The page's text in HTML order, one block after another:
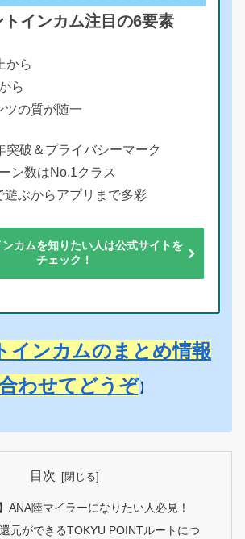
インカム注目の6要素
から
ら
ツの質が随一
突破＆プライバシーマーク
ン数はNo.1クラス
遊ぶからアプリまで多彩
カムを知りたい人は公式サイトを
チェック！
インカムのまとめ情報
わせてどうぞ 】
目次
ANA陸マイラーになりたい人必見！
元ができるTOKYU POINTルートにつ